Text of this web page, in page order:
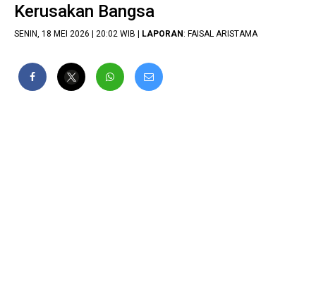
Kerusakan Bangsa
SENIN, 18 MEI 2026 | 20:02 WIB | LAPORAN: FAISAL ARISTAMA